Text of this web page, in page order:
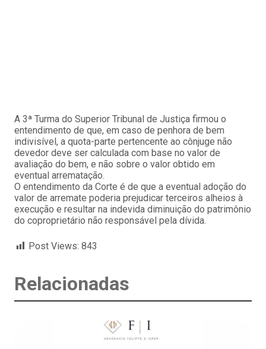
A 3ª Turma do Superior Tribunal de Justiça firmou o
entendimento de que, em caso de penhora de bem
indivisível, a quota-parte pertencente ao cônjuge não
devedor deve ser calculada com base no valor de
avaliação do bem, e não sobre o valor obtido em
eventual arrematação.
O entendimento da Corte é de que a eventual adoção do
valor de arremate poderia prejudicar terceiros alheios à
execução e resultar na indevida diminuição do patrimônio
do coproprietário não responsável pela dívida.
Post Views: 843
Relacionadas